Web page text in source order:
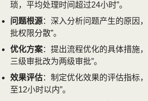
琐，平均处理时间超过24小时”。
问题根源：深入分析问题产生的原因
批权限分散”。
优化方案：提出流程优化的具体措施
三级审批改为两级审批”。
效果评估：制定优化效果的评估指标
至12小时以内”。